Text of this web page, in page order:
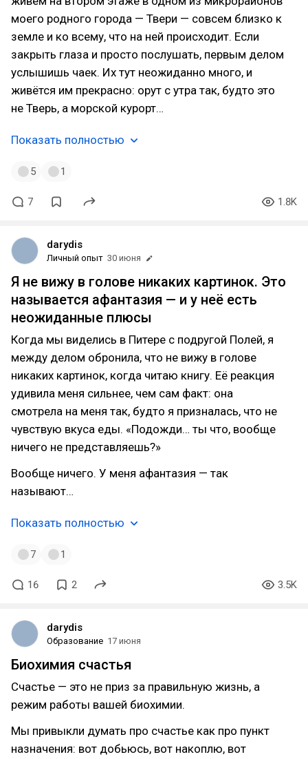
моего родного города — Твери — совсем близко к
земле и ко всему, что на ней происходит. Если
закрыть глаза и просто послушать, первым делом
услышишь чаек. Их тут неожиданно много, и
живётся им прекрасно: орут с утра так, будто это
не Тверь, а морской курорт…
Показать полностью
5 1
7 1.8K
darydis
Личный опыт 30 июня
Я не вижу в голове никаких картинок. Это
называется афантазия — и у неё есть
неожиданные плюсы
Когда мы виделись в Питере с подругой Полей, я
между делом обронила, что не вижу в голове
никаких картинок, когда читаю книгу. Её реакция
удивила меня сильнее, чем сам факт: она
смотрела на меня так, будто я призналась, что не
чувствую вкуса еды. «Подожди… ты что, вообще
ничего не представляешь?»
Вообще ничего. У меня афантазия — так
называют…
Показать полностью
7 1
16 2 3.5K
darydis
Образование 17 июня
Биохимия счастья
Счастье — это не приз за правильную жизнь, а
режим работы вашей биохимии.
Мы привыкли думать про счастье как про пункт
назначения: вот добьюсь, вот накоплю, вот